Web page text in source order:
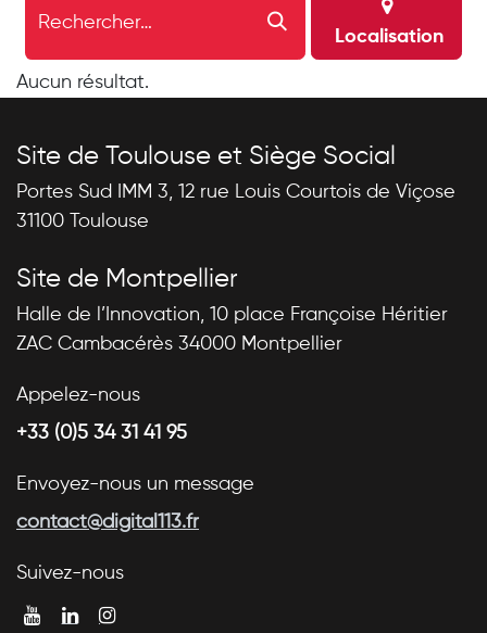
Localisation
Aucun résultat.
Site de Toulouse et Siège Social
Portes Sud IMM 3, 12 rue Louis Courtois de Viçose
31100 Toulouse
Site de Montpellier
Halle de l’Innovation, 10 place Françoise Héritier
ZAC Cambacérès 34000 Montpellier
Appelez-nous
+33 (0)5 34 31 41 95
Envoyez-nous un message
contact@digital113.fr
Suivez-nous